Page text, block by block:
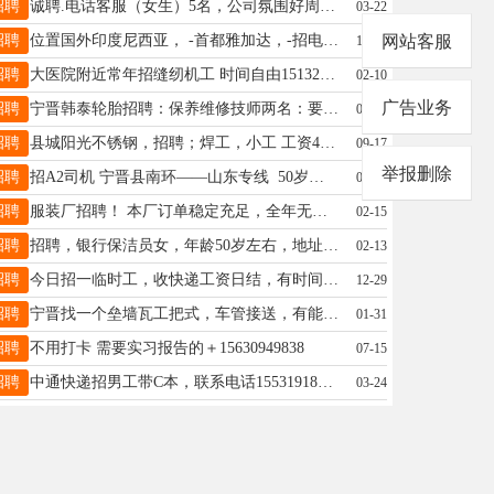
聘 诚聘.电话客服（女生）5名，公司氛围好周末单休，工作简单轻松有专人带，白班8小时底薪3100+提成，综合工资4000-8000要求性格开朗有责任心（23-38岁）县医院附近15227369232 03-22
聘 位置国外印度尼西亚， -首都雅加达，-招电线电缆厂铜铝拔丝工1人25万，-低压全活2人，25万，-国内坐飞机6小时，-管理人员宁晋人合适加微信 15662679499二把刀小工勿扰，谢谢 12-17
聘 大医院附近常年招缝纫机工 时间自由15132941802 02-10
聘 宁晋韩泰轮胎招聘：保养维修技师两名：要求会补胎保养四轮定位！工资4500至5000元。洗车工两名2400至3500元电话￼￼13931935634 01-31
聘 县城阳光不锈钢，招聘；焊工，小工 工资4500—7500 电话13754594998 09-17
聘 招A2司机 宁晋县南环——山东专线 50岁以下三年驾龄以上 附近优先非诚勿扰19133909188 04-26
聘 服装厂招聘！ 本厂订单稳定充足，全年无淡季。因业务需求，现招聘裁剪师一名，缝纫工数名！薪资面谈！工作地点：宁晋县电视台附近。 联系人：杨女士13730132269 02-15
聘 招聘，银行保洁员女，年龄50岁左右，地址，唐朝酒店附近。联系：13292193129刘 02-13
聘 今日招一临时工，收快递工资日结，有时间的联系一下18803013380 12-29
聘 宁晋找一个垒墙瓦工把式，车管接送，有能干的加微信13315941865 01-31
聘 不用打卡 需要实习报告的＋15630949838 07-15
聘 中通快递招男工带C本，联系电话15531918683 03-24
网站客服
广告业务
举报删除